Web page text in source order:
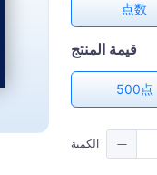
点数
قيمة المنتج
500点
الكمية